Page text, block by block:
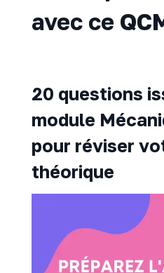
avec ce
20 questions
module
pour réviser
théorique